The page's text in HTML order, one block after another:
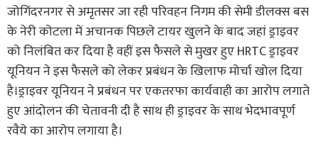
जोगिंदरनगर से अमृतसर जा रही परिवहन निगम की सेमी डीलक्स बस
के नेरी कोटला में अचानक पिछले टायर खुलने के बाद जहां ड्राइवर
को निलंबित कर दिया है वहीं इस फैसले से मुखर हुए HRTC ड्राइवर
यूनियन ने इस फैसले को लेकर प्रबंधन के खिलाफ मोर्चा खोल दिया
है।ड्राइवर यूनियन ने प्रबंधन पर एकतरफा कार्यवाही का आरोप लगाते
हुए आंदोलन की चेतावनी दी है साथ ही ड्राइवर के साथ भेदभावपूर्ण
रवैये का आरोप लगाया है।